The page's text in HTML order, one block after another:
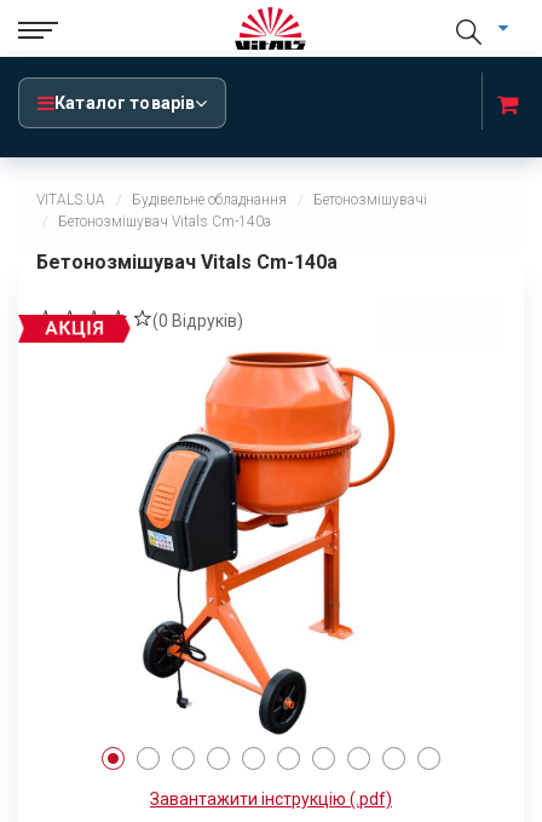
Каталог товарів
VITALS.UA Будівельне обладнання
Бетонозмішувачі
Бетонозмішувач Vitals Cm-140a
Бетонозмішувач Vitals Cm-140a
(0 Відруків)
Завантажити інструкцію (.pdf)